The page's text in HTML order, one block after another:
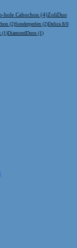
hole Cabochon (4)ZoliDuo
(2)Sonderperlen (2)Delica 8/0
(1)DiamondDuos (1)